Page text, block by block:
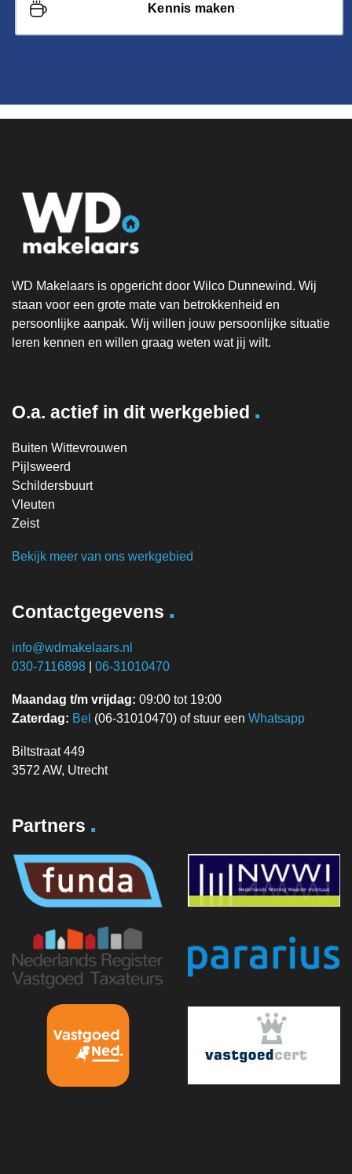
Kennis maken
WD Makelaars is opgericht door Wilco Dunnewind. Wij
staan voor een grote mate van betrokkenheid en
persoonlijke aanpak. Wij willen jouw persoonlijke situatie
leren kennen en willen graag weten wat jij wilt.
O.a. actief in dit werkgebied .
Buiten Wittevrouwen
Pijlsweerd
Schildersbuurt
Vleuten
Zeist
Bekijk meer van ons werkgebied
Contactgegevens .
info@wdmakelaars.nl
030-7116898
06-31010470
Maandag t/m vrijdag: 09:00 tot 19:00
Zaterdag: Bel (06-31010470) of stuur een Whatsapp
Biltstraat 449
3572 AW, Utrecht
Partners .